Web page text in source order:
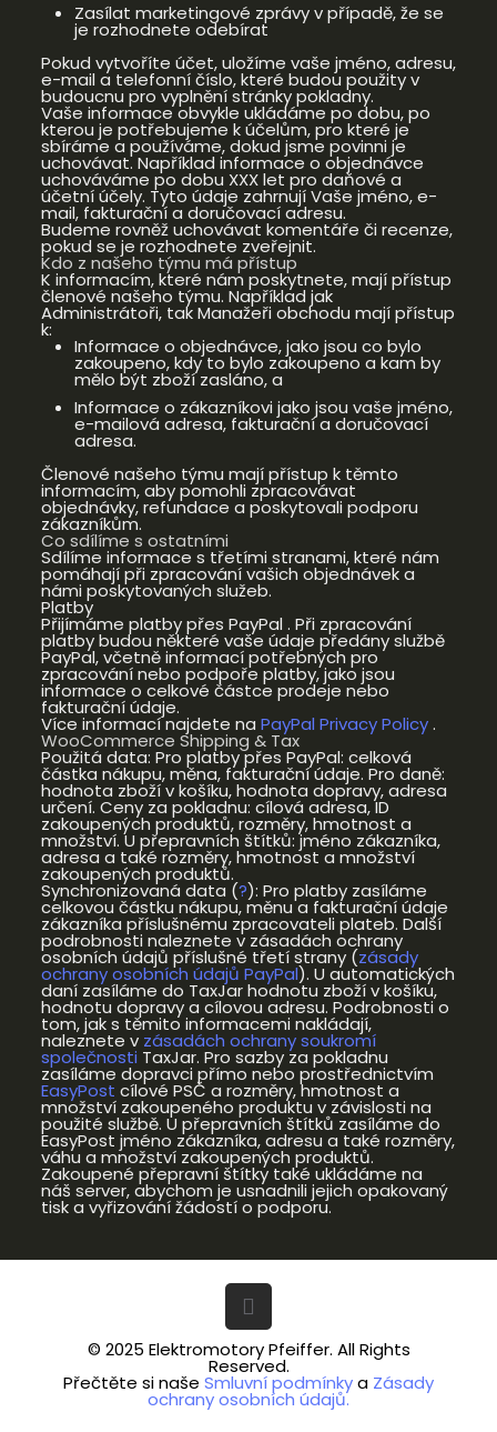
Zasílat marketingové zprávy v případě, že se
je rozhodnete odebírat
Pokud vytvoříte účet, uložíme vaše jméno, adresu,
e-mail a telefonní číslo, které budou použity v
budoucnu pro vyplnění stránky pokladny.
Vaše informace obvykle ukládáme po dobu, po
kterou je potřebujeme k účelům, pro které je
sbíráme a používáme, dokud jsme povinni je
uchovávat. Například informace o objednávce
uchováváme po dobu XXX let pro daňové a
účetní účely. Tyto údaje zahrnují Vaše jméno, e-
mail, fakturační a doručovací adresu.
Budeme rovněž uchovávat komentáře či recenze,
pokud se je rozhodnete zveřejnit.
Kdo z našeho týmu má přístup
K informacím, které nám poskytnete, mají přístup
členové našeho týmu. Například jak
Administrátoři, tak Manažeři obchodu mají přístup
k:
Informace o objednávce, jako jsou co bylo
zakoupeno, kdy to bylo zakoupeno a kam by
mělo být zboží zasláno, a
Informace o zákazníkovi jako jsou vaše jméno,
e-mailová adresa, fakturační a doručovací
adresa.
Členové našeho týmu mají přístup k těmto
informacím, aby pomohli zpracovávat
objednávky, refundace a poskytovali podporu
zákazníkům.
Co sdílíme s ostatními
Sdílíme informace s třetími stranami, které nám
pomáhají při zpracování vašich objednávek a
námi poskytovaných služeb.
Platby
Přijímáme platby přes PayPal . Při zpracování
platby budou některé vaše údaje předány službě
PayPal, včetně informací potřebných pro
zpracování nebo podpoře platby, jako jsou
informace o celkové částce prodeje nebo
fakturační údaje.
Více informací najdete na PayPal Privacy Policy.
WooCommerce Shipping & Tax
Použitá data: Pro platby přes PayPal: celková
částka nákupu, měna, fakturační údaje. Pro daně:
hodnota zboží v košíku, hodnota dopravy, adresa
určení. Ceny za pokladnu: cílová adresa, ID
zakoupených produktů, rozměry, hmotnost a
množství. U přepravních štítků: jméno zákazníka,
adresa a také rozměry, hmotnost a množství
zakoupených produktů.
Synchronizovaná data (?): Pro platby zasíláme
celkovou částku nákupu, měnu a fakturační údaje
zákazníka příslušnému zpracovateli plateb. Další
podrobnosti naleznete v zásadách ochrany
osobních údajů příslušné třetí strany (zásady
ochrany osobních údajů PayPal). U automatických
daní zasíláme do TaxJar hodnotu zboží v košíku,
hodnotu dopravy a cílovou adresu. Podrobnosti o
tom, jak s těmito informacemi nakládají,
naleznete v zásadách ochrany soukromí
společnostiTaxJar. Pro sazby za pokladnu
zasíláme dopravci přímo nebo prostřednictvím
EasyPost cílové PSČ a rozměry, hmotnost a
množství zakoupeného produktu v závislosti na
použité službě. U přepravních štítků zasíláme do
EasyPost jméno zákazníka, adresu a také rozměry,
váhu a množství zakoupených produktů.
Zakoupené přepravní štítky také ukládáme na
náš server, abychom je usnadnili jejich opakovaný
tisk a vyřizování žádostí o podporu.
© 2025 Elektromotory Pfeiffer. All Rights
Reserved.
Přečtěte si naše Smluvní podmínkya Zásady
ochrany osobních údajů.